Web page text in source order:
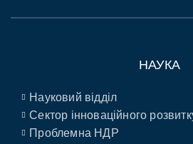
НАУКА
Науковий відділ
Сектор інноваційного
Проблемна НДР